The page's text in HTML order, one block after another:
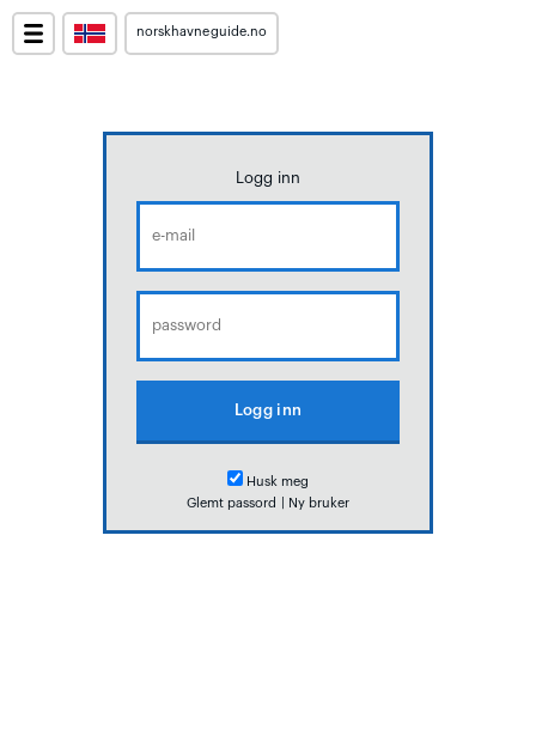
norskhavneguide.no
Logg inn
Husk meg
Glemt passord
Ny bruker